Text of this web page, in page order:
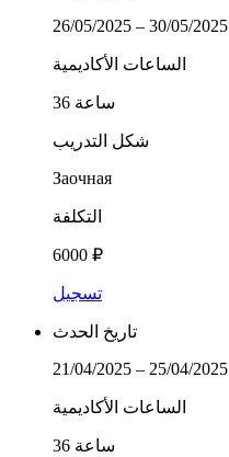
26/05/2025 – 30/05/2025
الساعات الأكاديمية
36 ساعة
شكل التدريب
Заочная
التكلفة
6000 ₽
تسجيل
تاريخ الحدث
21/04/2025 – 25/04/2025
الساعات الأكاديمية
36 ساعة